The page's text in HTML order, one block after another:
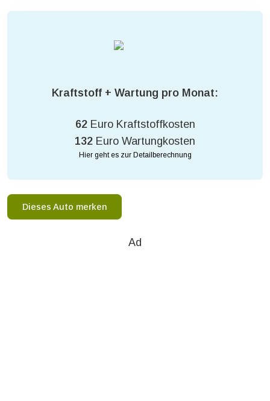
Kraftstoff + Wartung pro Monat:
62 Euro Kraftstoffkosten
132 Euro Wartungkosten
Hier geht es zur Detailberechnung
Dieses Auto merken
Ad